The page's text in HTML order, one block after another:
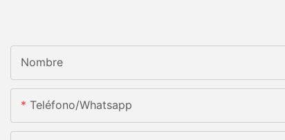
Nombre
Teléfono/whatsapp